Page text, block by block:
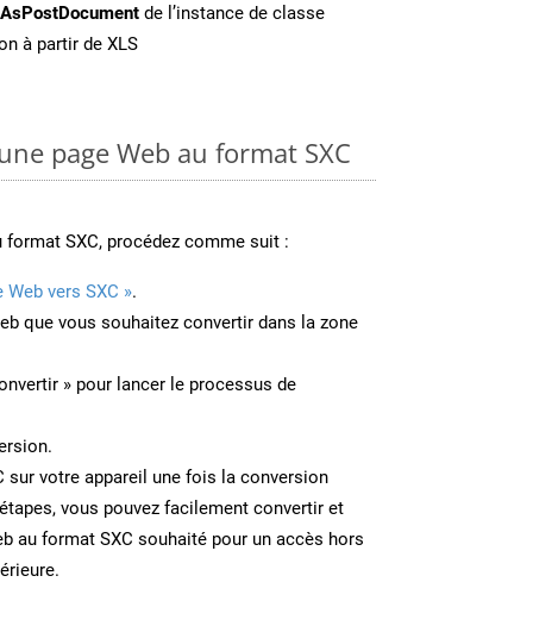
de l’instance de classe
à partir de XLS
page Web au format SXC
format SXC, procédez comme suit :
Web vers SXC ».
que vous souhaitez convertir dans la zone
» pour lancer le processus de
sur votre appareil une fois la conversion
vous pouvez facilement convertir et
au format SXC souhaité pour un accès hors